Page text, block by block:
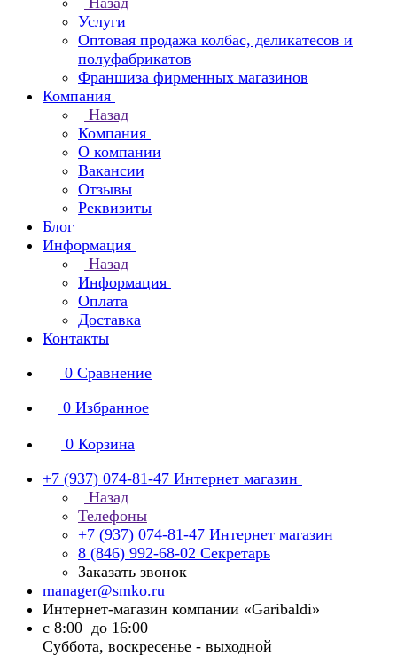
Услуги
Оптовая продажа колбас, деликатесов и
полуфабрикатов
Франшиза фирменных магазинов
Компания
Назад
Компания
О компании
Вакансии
Отзывы
Реквизиты
Блог
Информация
Назад
Информация
Оплата
Доставка
Контакты
0 Сравнение
0 Избранное
0 Корзина
+7 (937) 074-81-47 Интернет магазин
Назад
Телефоны
+7 (937) 074-81-47 Интернет магазин
8 (846) 992-68-02 Секретарь
Заказать звонок
manager@smko.ru
Интернет-магазин компании «Garibaldi»
с 8:00 до 16:00
Суббота, воскресенье - выходной